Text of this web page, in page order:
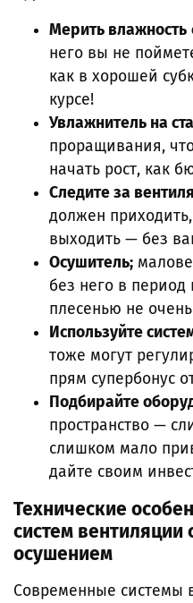
Мерить влажность
него вы не
как в хорошей
курсе!
Увлажнитель на
проращивания,
начать рост, как
Следите за
должен
выходить — без
Осушитель;
без него в период
плесенью не
Используйте
тоже могут
прям супербонус
Подбирайте
пространство —
слишком мало
дайте своим
Технические
систем
осушением
Современные системы